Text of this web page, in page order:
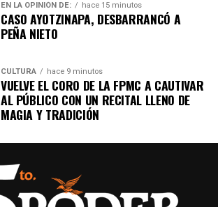
EN LA OPINIÓN DE: hace 15 minutos
CASO AYOTZINAPA, DESBARRANCÓ A
PEÑA NIETO
CULTURA hace 9 minutos
VUELVE EL CORO DE LA FPMC A CAUTIVAR
AL PÚBLICO CON UN RECITAL LLENO DE
MAGIA Y TRADICIÓN